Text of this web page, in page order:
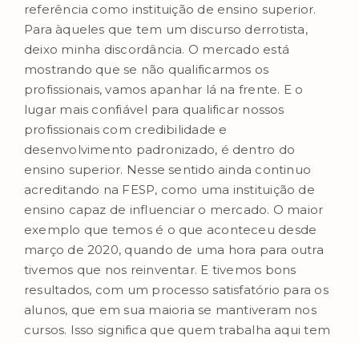
referência como instituição de ensino superior.
Para àqueles que tem um discurso derrotista,
deixo minha discordância. O mercado está
mostrando que se não qualificarmos os
profissionais, vamos apanhar lá na frente. E o
lugar mais confiável para qualificar nossos
profissionais com credibilidade e
desenvolvimento padronizado, é dentro do
ensino superior. Nesse sentido ainda continuo
acreditando na FESP, como uma instituição de
ensino capaz de influenciar o mercado. O maior
exemplo que temos é o que aconteceu desde
março de 2020, quando de uma hora para outra
tivemos que nos reinventar. E tivemos bons
resultados, com um processo satisfatório para os
alunos, que em sua maioria se mantiveram nos
cursos. Isso significa que quem trabalha aqui tem